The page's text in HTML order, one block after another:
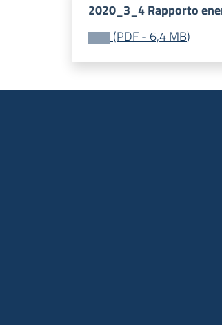
2020_3_4 Rapporto
(PDF- 6,4 MB)